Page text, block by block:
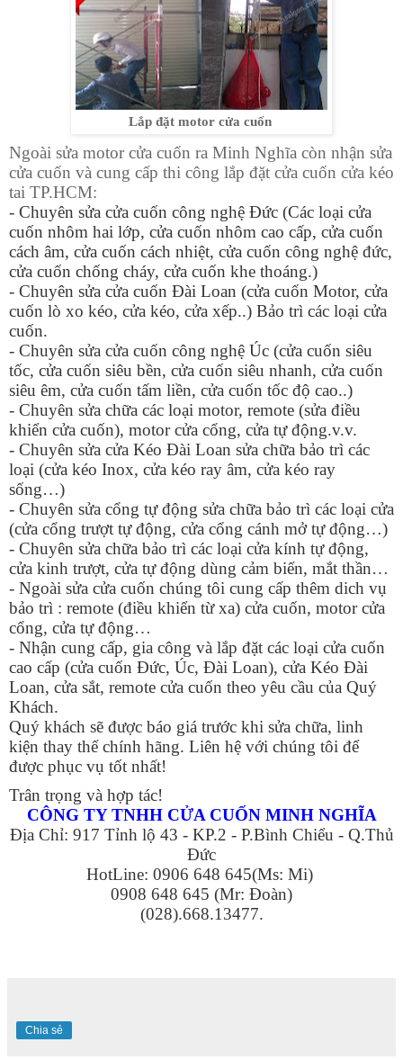
Lắp đặt motor cửa cuốn
Ngoài sửa motor cửa cuốn ra Minh Nghĩa còn nhận sửa
cửa cuốn và cung cấp thi công lắp đặt cửa cuốn cửa kéo
tai TP.HCM:
- Chuyên sửa cửa cuốn công nghệ Đức (Các loại cửa
cuốn nhôm hai lớp, cửa cuốn nhôm cao cấp, cửa cuốn
cách âm, cửa cuốn cách nhiệt, cửa cuốn công nghệ đức,
cửa cuốn chống cháy, cửa cuốn khe thoáng.)
- Chuyên sửa cửa cuốn Đài Loan (cửa cuốn Motor, cửa
cuốn lò xo kéo, cửa kéo, cửa xếp..) Bảo trì các loại cửa
cuốn.
- Chuyên sửa cửa cuốn công nghệ Úc (cửa cuốn siêu
tốc, cửa cuốn siêu bền, cửa cuốn siêu nhanh, cửa cuốn
siêu êm, cửa cuốn tấm liền, cửa cuốn tốc độ cao..)
- Chuyên sửa chữa các loại motor, remote (sửa điều
khiển cửa cuốn), motor cửa cổng, cửa tự động.v.v.
- Chuyên sửa cửa Kéo Đài Loan sửa chữa bảo trì các
loại (cửa kéo Inox, cửa kéo ray âm, cửa kéo ray
sống…)
- Chuyên sửa cổng tự động sửa chữa bảo trì các loại cửa
(cửa cổng trượt tự động, cửa cổng cánh mở tự động…)
- Chuyên sửa chữa bảo trì các loại cửa kính tự động,
cửa kinh trượt, cửa tự động dùng cảm biến, mắt thần…
- Ngoài sửa cửa cuốn chúng tôi cung cấp thêm dich vụ
bảo trì : remote (điều khiển từ xa) cửa cuốn, motor cửa
cổng, cửa tự động…
- Nhận cung cấp, gia công và lắp đặt các loại cửa cuốn
cao cấp (cửa cuốn Đức, Úc, Đài Loan), cửa Kéo Đài
Loan, cửa sắt, remote cửa cuốn theo yêu cầu của Quý
Khách.
Quý khách sẽ được báo giá trước khi sửa chữa, linh
kiện thay thế chính hãng. Liên hệ với chúng tôi để
được phục vụ tốt nhất!
Trân trọng và hợp tác!
CÔNG TY TNHH CỬA CUỐN MINH NGHĨA
Địa Chỉ: 917 Tỉnh lộ 43 - KP.2 - P.Bình Chiểu - Q.Thủ
Đức
HotLine: 0906 648 645(Ms: Mi)
0908 648 645 (Mr: Đoàn)
(028).668.13477.
Chia sẻ